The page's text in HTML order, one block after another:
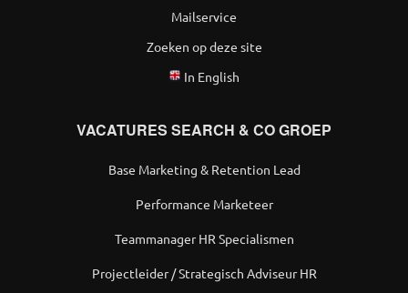
Mailservice
Zoeken op deze site
In English
VACATURES SEARCH & CO GROEP
Base Marketing & Retention Lead
Performance Marketeer
Teammanager HR Specialismen
Projectleider / Strategisch Adviseur HR